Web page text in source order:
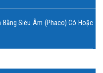
Bằng Siêu Âm (Phaco) Có Hoặc